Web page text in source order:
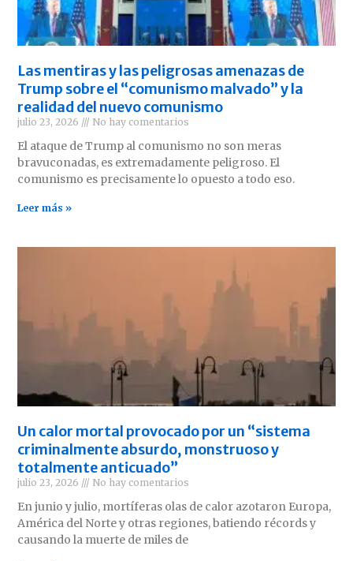
Las mentiras y las peligrosas amenazas de
Trump sobre el “comunismo malvado” y la
realidad del nuevo comunismo
julio 23, 2026 No hay comentarios
El ataque de Trump al comunismo no son meras
bravuconadas, es extremadamente peligroso. El
comunismo es precisamente lo opuesto a todo eso.
Leer más »
Un calor mortal provocado por un “sistema
criminalmente absurdo, monstruoso y
totalmente anticuado”
julio 23, 2026 No hay comentarios
En junio y julio, mortíferas olas de calor azotaron Europa,
América del Norte y otras regiones, batiendo récords y
causando la muerte de miles de